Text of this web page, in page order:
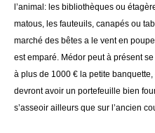
l’animal: les bibliothèques ou
matous, les fauteuils, canapés ou
marché des bêtes a le vent en
est emparé. Médor peut à présent
à plus de 1000 € la petite
devront avoir un portefeuille bien
s’asseoir ailleurs que sur l’ancien